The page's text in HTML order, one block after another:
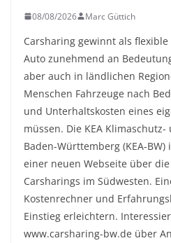
08/08/2026 Marc Güttich
Carsharing gewinnt als
Auto zunehmend an
aber auch in ländlichen
Menschen Fahrzeuge nach
und Unterhaltskosten eines
müssen. Die KEA
Baden-Württemberg (KEA-
einer neuen Webseite über
Carsharings im Südwesten.
Kostenrechner und
Einstieg erleichtern.
www.carsharing-bw.de über